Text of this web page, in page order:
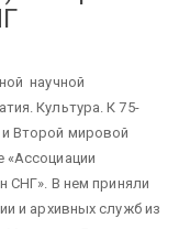
научной
Культура. К 75-
Второй мировой
«Ассоциации
СНГ». В нем приняли
и архивных служб из